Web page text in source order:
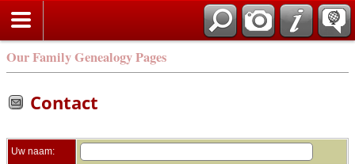
Our Family Genealogy Pages
Contact
Uw naam: